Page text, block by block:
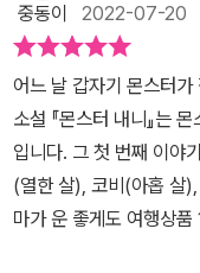
중동이 2022-07-20
어느 날 갑자기 몬스터
소설 『몬스터 내니』는
입니다. 그 첫 번째 이야기
(열한 살), 코비(아홉 살
마가 운 좋게도 여행상